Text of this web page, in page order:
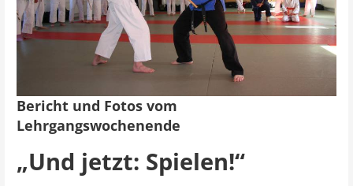
Bericht und Fotos vom
Lehrgangswochenende
„Und jetzt: Spielen!“